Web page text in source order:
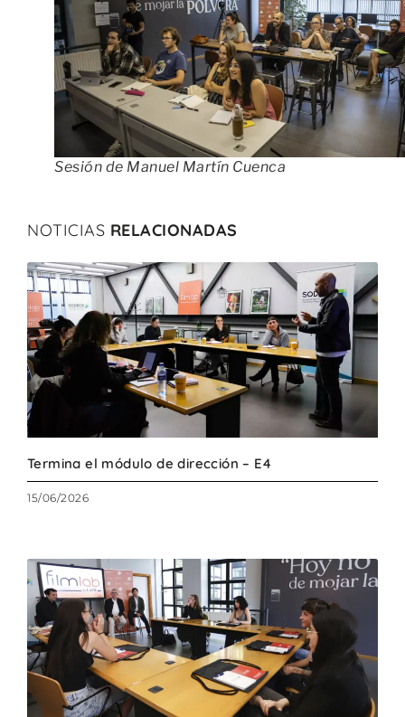
NOTICIAS RELACIONADAS
Termina el módulo de dirección – E4
15/06/2026
Sesión de Manuel Martín Cuenca